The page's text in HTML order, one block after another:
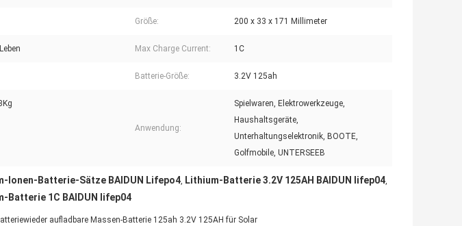
Größe: 200 x 33 x 171 Millimeter
Max Charge Current: 1C
Batterie-Größe: 3.2V 125ah
Anwendung:
Spielwaren, Elektrowerkzeuge,
Haushaltsgeräte,
Unterhaltungselektronik, BOOTE,
Golfmobile, UNTERSEEB
Ionen-Batterie-Sätze BAIDUN Lifepo4, Lithium-Batterie 3.2V 125AH BAIDUN lifep04,
Batterie 1C BAIDUN lifep04
aufladbare Massen-Batterie 125ah 3.2V 125AH für Solar